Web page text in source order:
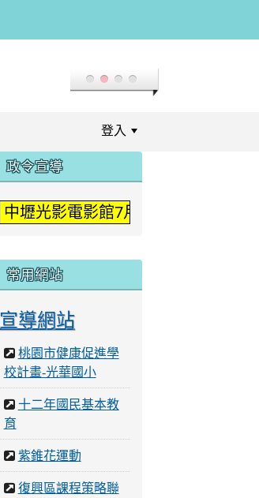
登入
政令宣導
中壢光影電影館7月「登入二次元」
常用網站
宣導網站
桃園市健康促進學
校計畫-光華國小
十二年國民基本教
育
紫錐花運動
復興區課程策略聯